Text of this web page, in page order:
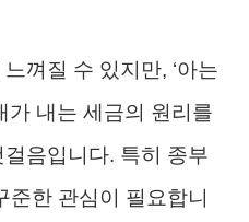
껴질 수 있지만, ‘아는
가 내는 세금의 원리를
음입니다. 특히 종부
준한 관심이 필요합니